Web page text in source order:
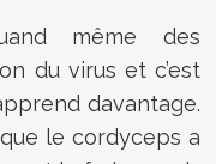
même des
du virus et c’est
davantage.
le cordyceps a